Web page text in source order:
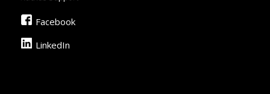
Facebook
LinkedIn